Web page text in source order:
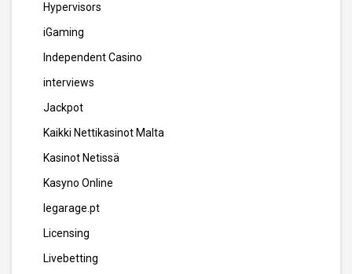
Hypervisors
iGaming
Independent Casino
interviews
Jackpot
Kaikki Nettikasinot Malta
Kasinot Netissä
Kasyno Online
legarage.pt
Licensing
Livebetting